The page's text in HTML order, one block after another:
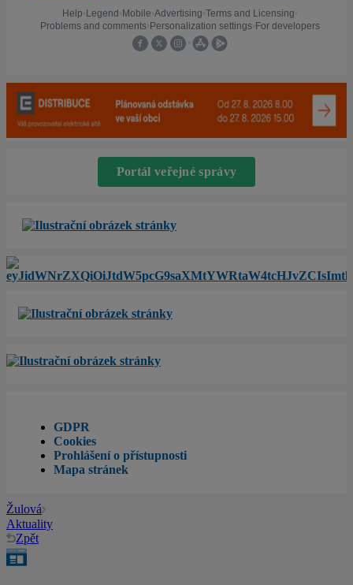
Portál veřejné správy
GDPR
Cookies
Prohlášení o přístupnosti
Mapa stránek
Žulová
Aktuality
Zpět